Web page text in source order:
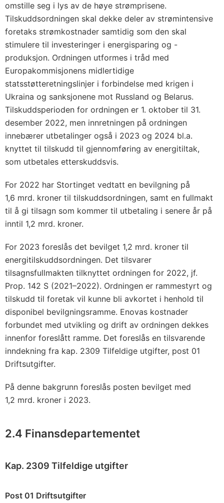
omstille seg i lys av de høye strømprisene.
Tilskuddsordningen skal dekke deler av strømintensive
foretaks strømkostnader samtidig som den skal
stimulere til investeringer i energisparing og -
produksjon. Ordningen utformes i tråd med
Europakommisjonens midlertidige
statsstøtteretningslinjer i forbindelse med krigen i
Ukraina og sanksjonene mot Russland og Belarus.
Tilskuddsperioden for ordningen er 1. oktober til 31.
desember 2022, men innretningen på ordningen
innebærer utbetalinger også i 2023 og 2024 bl.a.
knyttet til tilskudd til gjennomføring av energitiltak,
som utbetales etterskuddsvis.
For 2022 har Stortinget vedtatt en bevilgning på
1,6 mrd. kroner til tilskuddsordningen, samt en fullmakt
til å gi tilsagn som kommer til utbetaling i senere år på
inntil 1,2 mrd. kroner.
For 2023 foreslås det bevilget 1,2 mrd. kroner til
energitilskuddsordningen. Det tilsvarer
tilsagnsfullmakten tilknyttet ordningen for 2022, jf.
Prop. 142 S (2021–2022). Ordningen er rammestyrt og
tilskudd til foretak vil kunne bli avkortet i henhold til
disponibel bevilgningsramme. Enovas kostnader
forbundet med utvikling og drift av ordningen dekkes
innenfor foreslått ramme. Det foreslås en tilsvarende
inndekning fra kap. 2309 Tilfeldige utgifter, post 01
Driftsutgifter.
På denne bakgrunn foreslås posten bevilget med
1,2 mrd. kroner i 2023.
2.4 Finansdepartementet
Kap. 2309 Tilfeldige utgifter
Post 01 Driftsutgifter